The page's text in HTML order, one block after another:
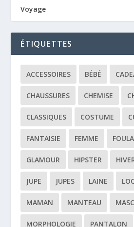
Voyage
ÉTIQUETTES
ACCESSOIRES BÉBÉ
CHAUSSURES CHEMISE
CLASSIQUES COSTUME
FANTAISIE FEMME
GLAMOUR HIPSTER
JUPE JUPES LAINE
MAMAN MANTEAU
MORPHOLOGIE PANTALON